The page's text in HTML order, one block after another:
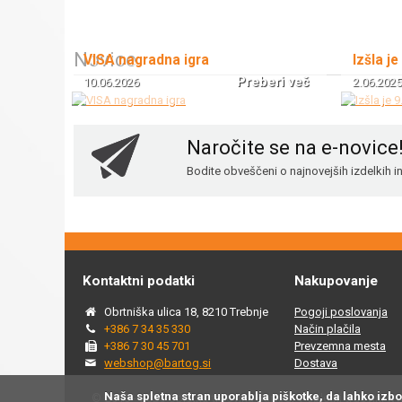
Novice
VISA nagradna igra
10.06.2026 Preberi več
Izšla
2.06.2025
Naročite se na e-novice!
Bodite obveščeni o najnovejših izdelkih
Kontaktni podatki
Obrtniška ulica 18, 8210 Trebnje
+386 7 34 35 330
+386 7 30 45 701
webshop@bartog.si
Nakupovanje
Pogoji poslovanja
Način plačila
Prevzemna mesta
Dostava
© 2015 - 2025 Spletna trgovina Bartog, v spletni trgovini
Naša spletna stran uporablja piškotke, da lahko